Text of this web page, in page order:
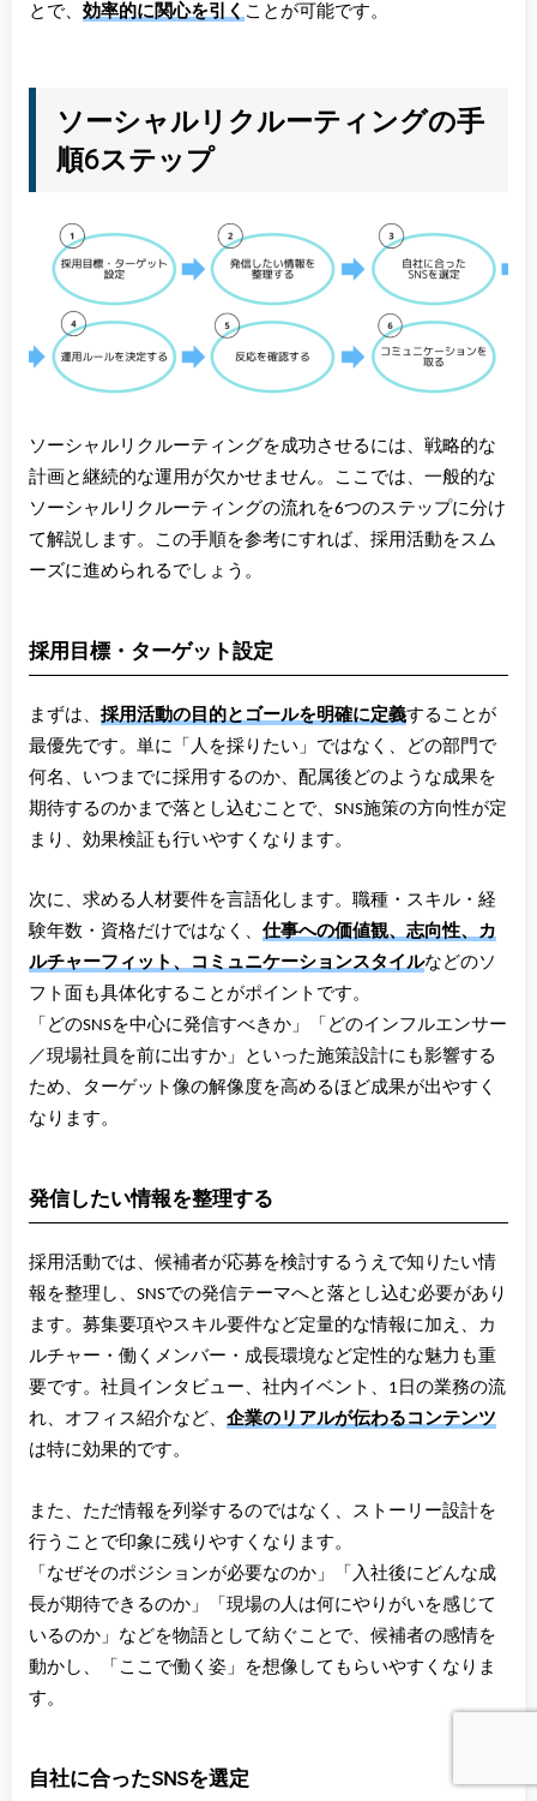
とで、 効率的に関心を引く ことが可能です。
ソーシャルリクルーティングの手
順6ステップ
ソーシャルリクルーティングを成功させるには、戦略的な
計画と継続的な運用が欠かせません。ここでは、一般的な
ソーシャルリクルーティングの流れを6つのステップに分け
て解説します。この手順を参考にすれば、採用活動をスム
ーズに進められるでしょう。
採用目標・ターゲット設定
まずは、 採用活動の目的とゴールを明確に定義することが
最優先です。単に「人を採りたい」ではなく、どの部門で
何名、いつまでに採用するのか、配属後どのような成果を
期待するのかまで落とし込むことで、SNS施策の方向性が定
まり、効果検証も行いやすくなります。
次に、求める人材要件を言語化します。職種・スキル・経
験年数・資格だけではなく、 仕事への価値観、志向性、カ
ルチャーフィット、コミュニケーションスタイルなどのソ
フト面も具体化することがポイントです。
「どのSNSを中心に発信すべきか」「どのインフルエンサー
／現場社員を前に出すか」といった施策設計にも影響する
ため、ターゲット像の解像度を高めるほど成果が出やすく
なります。
発信したい情報を整理する
採用活動では、候補者が応募を検討するうえで知りたい情
報を整理し、SNSでの発信テーマへと落とし込む必要があり
ます。募集要項やスキル要件など定量的な情報に加え、カ
ルチャー・働くメンバー・成長環境など定性的な魅力も重
要です。社員インタビュー、社内イベント、1日の業務の流
れ、オフィス紹介など、 企業のリアルが伝わるコンテンツ
は特に効果的です。
また、ただ情報を列挙するのではなく、ストーリー設計を
行うことで印象に残りやすくなります。
「なぜそのポジションが必要なのか」「入社後にどんな成
長が期待できるのか」「現場の人は何にやりがいを感じて
いるのか」などを物語として紡ぐことで、候補者の感情を
動かし、「ここで働く姿」を想像してもらいやすくなりま
す。
自社に合ったSNSを選定